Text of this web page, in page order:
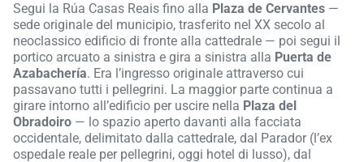
Segui la Rúa Casas Reais fino alla Plaza de Cervantes —
sede originale del municipio, trasferito nel XX secolo al
neoclassico edificio di fronte alla cattedrale — poi segui il
portico arcuato a sinistra e gira a sinistra alla Puerta de
Azabachería. Era l’ingresso originale attraverso cui
passavano tutti i pellegrini. La maggior parte continua a
girare intorno all’edificio per uscire nella Plaza del
Obradoiro — lo spazio aperto davanti alla facciata
occidentale, delimitato dalla cattedrale, dal Parador (l’ex
ospedale reale per pellegrini, oggi hotel di lusso), dal